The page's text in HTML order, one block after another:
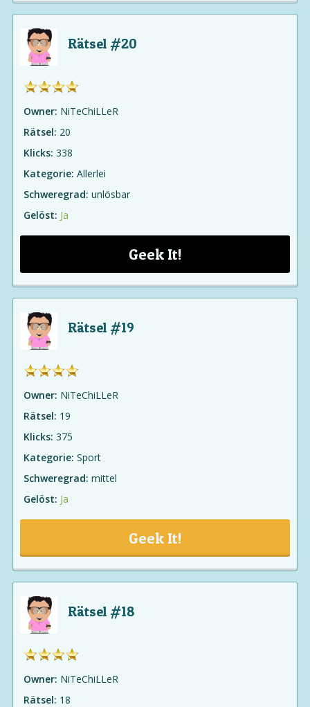
Rätsel #20
Owner: NiTeChiLLeR
Rätsel: 20
Klicks: 338
Kategorie: Allerlei
Schweregrad: unlösbar
Gelöst: Ja
Geek It!
Rätsel #19
Owner: NiTeChiLLeR
Rätsel: 19
Klicks: 375
Kategorie: Sport
Schweregrad: mittel
Gelöst: Ja
Geek It!
Rätsel #18
Owner: NiTeChiLLeR
Rätsel: 18